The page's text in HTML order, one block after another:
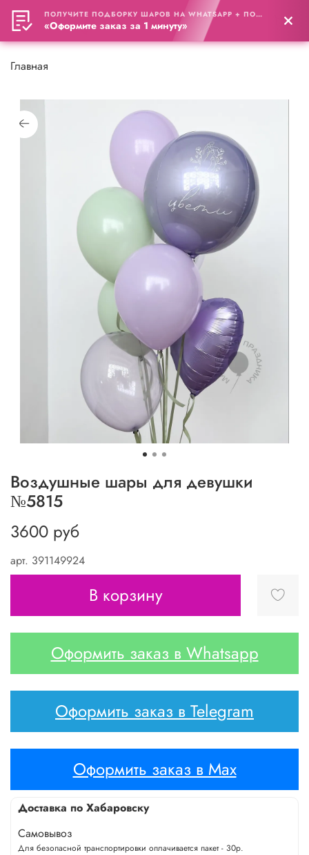
0
Главная
арт. 391149924
Воздушные шары для девушки
№5815
3600 руб
В корзину
Оформить заказ в Whatsapp
Оформить заказ в Telegram
Оформить заказ в Max
Доставка по Хабаровску
Самовывоз
Для безопасной транспортировки оплачивается пакет - 30р.
ПОЛУЧИТЕ ПОДБОРКУ ШАРОВ НА WHATSAPP + ПОДАРОК
«Оформите заказ за 1 минуту»